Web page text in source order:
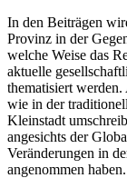
In den Beiträgen
Provinz in der
welche Weise das
aktuelle
thematisiert
wie in der
Kleinstadt
angesichts der
Veränderungen in
angenommen haben.